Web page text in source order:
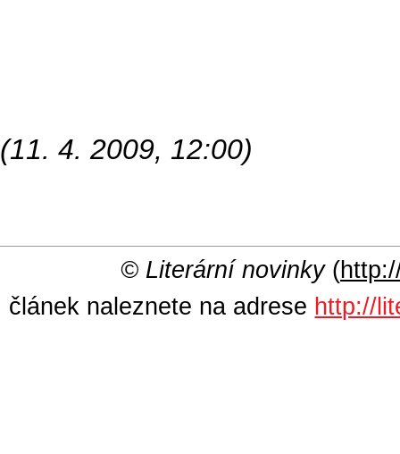
(11. 4. 2009, 12:00)
© Literární novinky(
článek naleznete na adrese http://